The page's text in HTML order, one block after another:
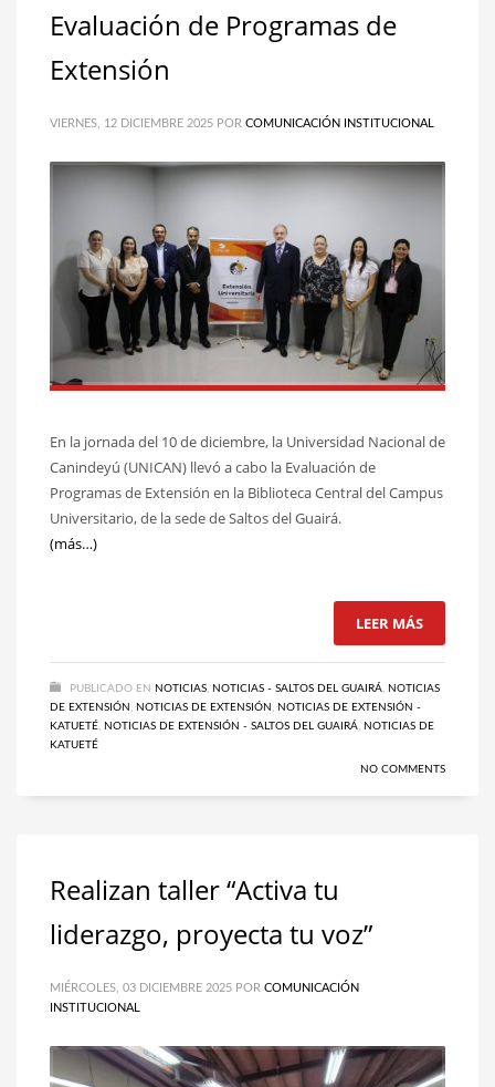
Evaluación de Programas de
Extensión
VIERNES, 12 DICIEMBRE 2025 POR COMUNICACIÓN INSTITUCIONAL
En la jornada del 10 de diciembre, la Universidad Nacional de
Canindeyú (UNICAN) llevó a cabo la Evaluación de
Programas de Extensión en la Biblioteca Central del Campus
Universitario, de la sede de Saltos del Guairá.
(más…)
LEER MÁS
PUBLICADO EN NOTICIAS, NOTICIAS - SALTOS DEL GUAIRÁ, NOTICIAS
DE EXTENSIÓN , NOTICIAS DE EXTENSIÓN , NOTICIAS DE EXTENSIÓN -
KATUETÉ, NOTICIAS DE EXTENSIÓN - SALTOS DEL GUAIRÁ, NOTICIAS DE
KATUETÉ
NO COMMENTS
Realizan taller “Activa tu
liderazgo, proyecta tu voz”
MIÉRCOLES, 03 DICIEMBRE 2025 POR COMUNICACIÓN
INSTITUCIONAL